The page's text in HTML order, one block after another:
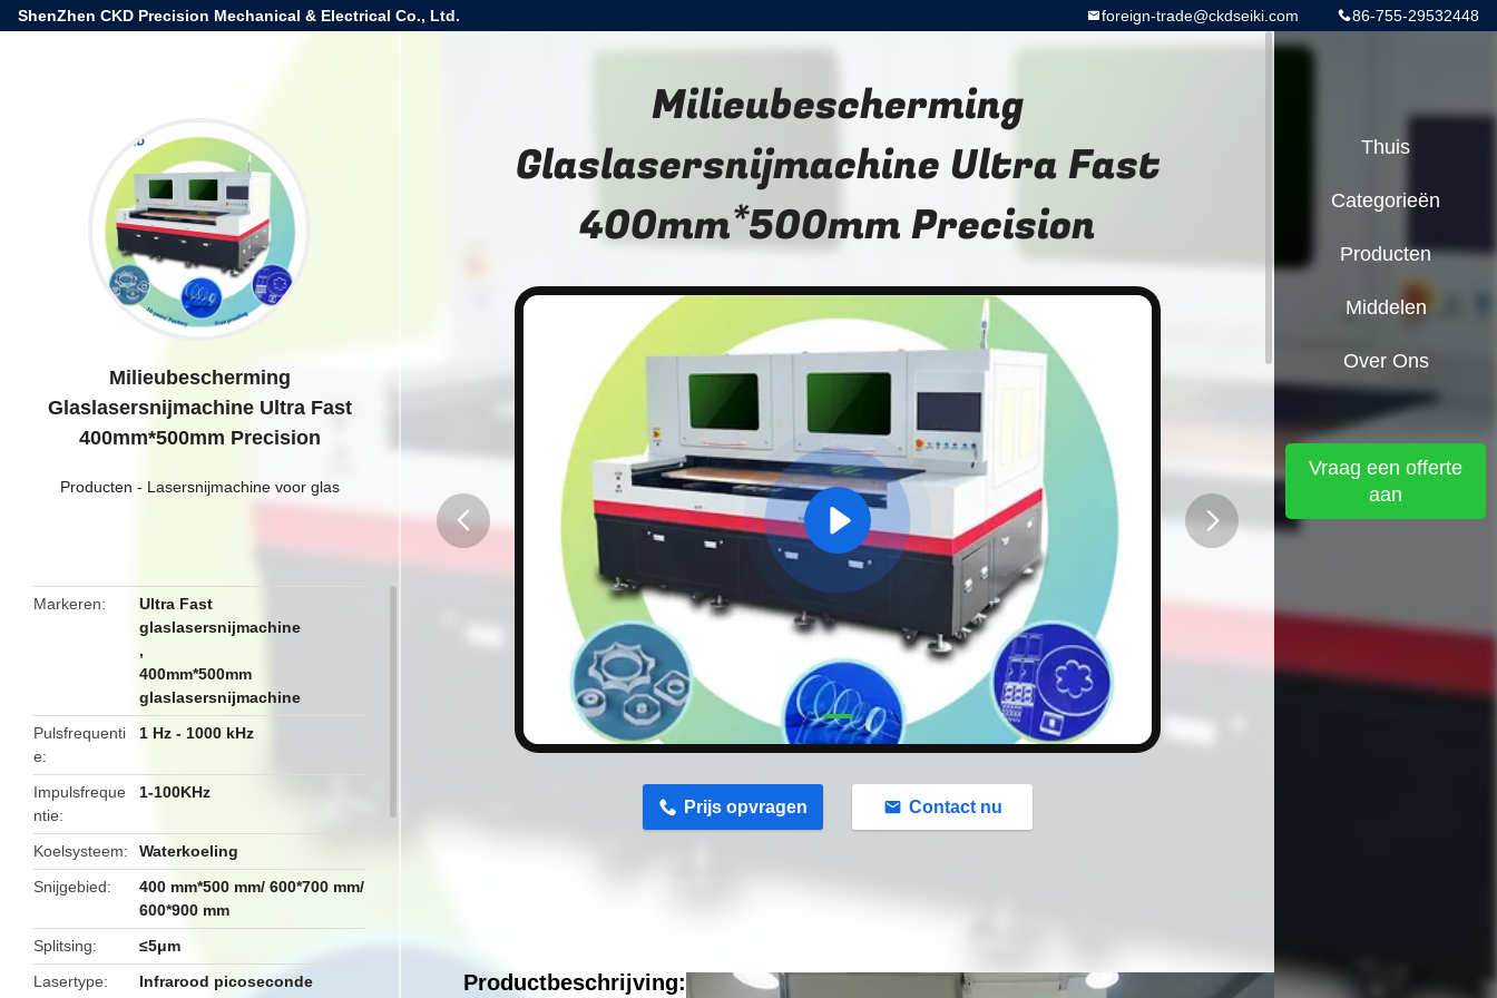
ShenZhen CKD Precision Mechanical & Electrical Co., Ltd. 86-755-29532448
foreign-trade@ckdseiki.com
Milieubescherming
Glaslasersnijmachine Ultra Fast
400mm*500mm Precision
Producten - Lasersnijmachine voor glas
Markeren
Ultra Fast
glaslasersnijmachine
,
400mm*500mm
glaslasersnijmachine
Pulsfrequenti
e
1 Hz - 1000 kHz
Impulsfreque
ntie
1-100KHz
Koelsysteem
Waterkoeling
Snijgebied
400 mm*500 mm/ 600*700 mm/
600*900 mm
Splitsing
≤5μm
Lasertype
Infrarood picoseconde
Milieubescherming
Glaslasersnijmachine Ultra Fast
400mm*500mm Precision
button
Prijs opvragen Contact nu
Productbeschrijving:
Thuis
Categorieën
Producten
Middelen
Over Ons
Vraag een offerte
aan